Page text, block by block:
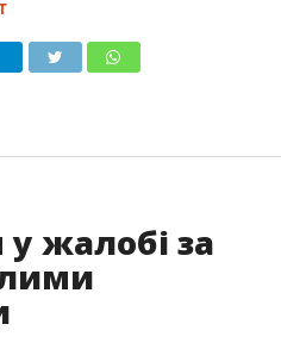
жалобі за